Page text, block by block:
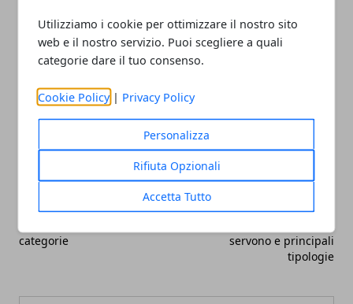
Utilizziamo i cookie per ottimizzare il nostro sito
web e il nostro servizio. Puoi scegliere a quali
categorie dare il tuo consenso.
Cookie Policy | Privacy Policy
Personalizza
Rifiuta Opzionali
Accetta Tutto
Facebook
TwitterWhatsapp
Cosa sono i dispositivi
categorie
Bandiere personalizzate
servono e principali
tipologie